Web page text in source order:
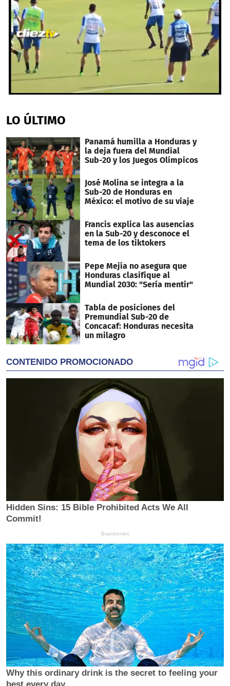
of
1
32
seconds
LO ÚLTIMO
Panamá humilla a Honduras y
la deja fuera del Mundial
Sub-20 y los Juegos Olímpicos
José Molina se integra a la
Sub-20 de Honduras en
México: el motivo de su viaje
Francis explica las ausencias
en la Sub-20 y desconoce el
tema de los tiktokers
Pepe Mejía no asegura que
Honduras clasifique al
Mundial 2030: "Sería mentir"
Tabla de posiciones del
Premundial Sub-20 de
Concacaf: Honduras necesita
un milagro